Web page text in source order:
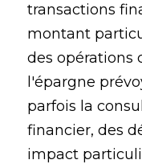
transactions
montant
des opérations
l'épargne
parfois la
financier, des
impact